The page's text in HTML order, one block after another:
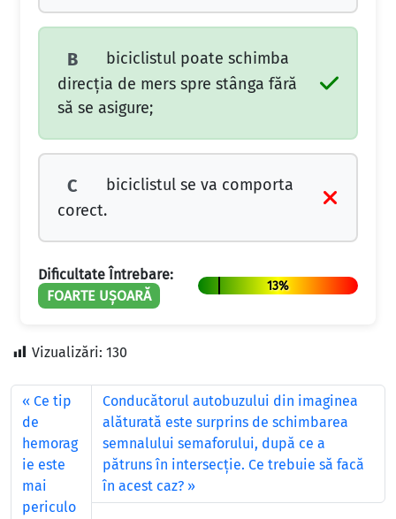
B
biciclistul poate schimba
direcția de mers spre stânga fără
să se asigure;
C
biciclistul se va comporta
corect.
Dificultate Întrebare:
FOARTE UȘOARĂ
13%
Vizualizări: 130
Ce tip
de
hemorag
ie este
mai
periculo
Conducătorul autobuzului din imaginea
alăturată este surprins de schimbarea
semnalului semaforului, după ce a
pătruns în intersecţie. Ce trebuie să facă
în acest caz?